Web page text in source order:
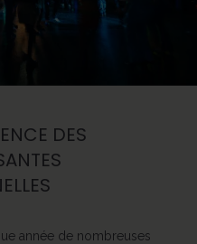
DES
année de nombreuses